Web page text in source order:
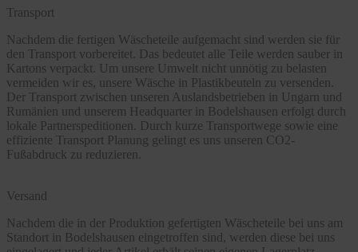
Transport
Nachdem die fertigen Wäscheteile aufgemacht sind werden sie für
den Transport vorbereitet. Das bedeutet alle Teile werden sauber in
Kartons verpackt. Um unsere Umwelt nicht unnötig zu belasten
vermeiden wir es, unsere Wäsche in Plastikbeuteln zu versenden.
Der Transport zwischen unseren Auslandsbetrieben in Ungarn und
Rumänien und unserem Headquarter in Bodelshausen erfolgt durch
lokale Partnerspeditionen. Durch kurze Transportwege sowie eine
effiziente Transport Planung gelingt es uns unseren CO2-
Fußabdruck zu reduzieren.
Versand
Nachdem die in der Produktion gefertigten Wäscheteile bei uns am
Standort in Bodelshausen eingetroffen sind, werden diese bei uns